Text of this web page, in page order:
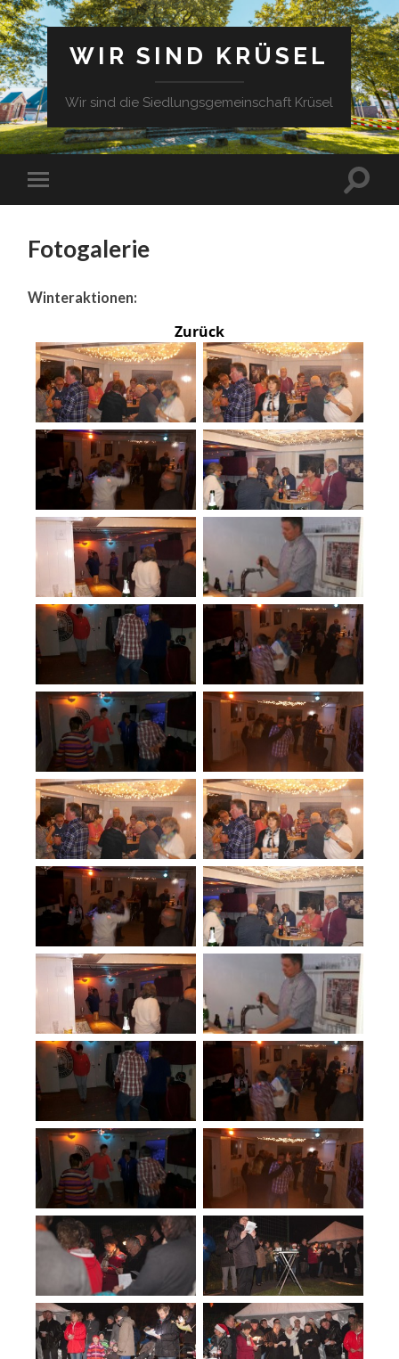
WIR SIND KRÜSEL
Wir sind die Siedlungsgemeinschaft Krüsel
Fotogalerie
Winteraktionen:
Zurück